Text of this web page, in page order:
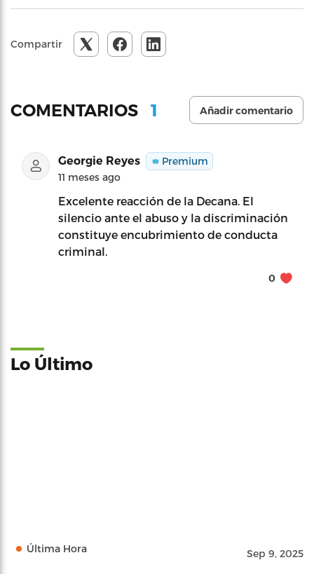
Compartir
COMENTARIOS 1 Añadir comentario
Georgie Reyes
Premium
11 meses ago
Excelente reacción de la Decana. El
silencio ante el abuso y la discriminación
constituye encubrimiento de conducta
criminal.
0
Lo Último
Última Hora Sep 9, 2025